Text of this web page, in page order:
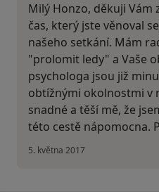
Milý Honzo, děkuji Vám
čas, který jste věnoval
našeho setkání. Mám
"prolomit ledy" a Vaše
psychologa jsou již
obtížnými okolnostmi v
snadné a těší mě, že
této cestě nápomocna.
5. května 2017